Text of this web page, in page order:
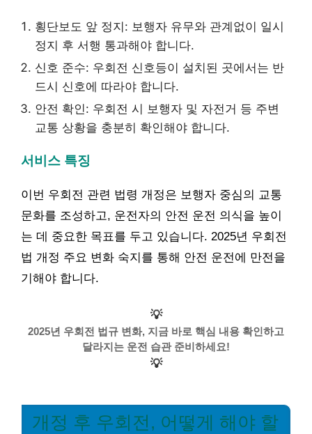
횡단보도 앞 정지: 보행자 유무와 관계없이 일시
정지 후 서행 통과해야 합니다.
신호 준수: 우회전 신호등이 설치된 곳에서는 반
드시 신호에 따라야 합니다.
안전 확인: 우회전 시 보행자 및 자전거 등 주변
교통 상황을 충분히 확인해야 합니다.
서비스 특징
이번 우회전 관련 법령 개정은 보행자 중심의 교통
문화를 조성하고, 운전자의 안전 운전 의식을 높이
는 데 중요한 목표를 두고 있습니다. 2025년 우회전
법 개정 주요 변화 숙지를 통해 안전 운전에 만전을
기해야 합니다.
💡
2025년 우회전 법규 변화, 지금 바로 핵심 내용 확인하고
달라지는 운전 습관 준비하세요!
💡
개정 후 우회전, 어떻게 해야 할